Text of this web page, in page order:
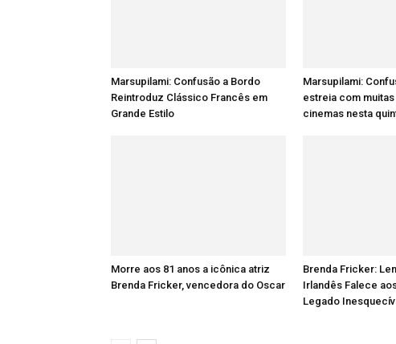
Marsupilami: Confusão a Bordo
Reintroduz Clássico Francês em
Grande Estilo
Marsupilami:
estreia com
cinemas nesta
Morre aos 81 anos a icônica atriz
Brenda Fricker, vencedora do Oscar
Brenda Fricker:
Irlandês Falece
Legado